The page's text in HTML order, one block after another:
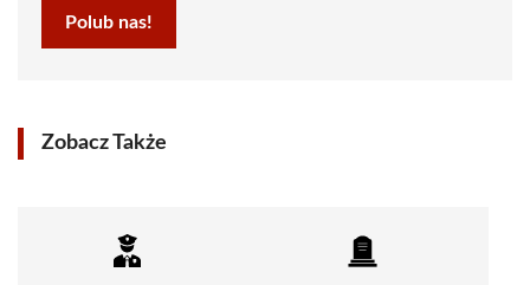
Polub nas!
Zobacz Także